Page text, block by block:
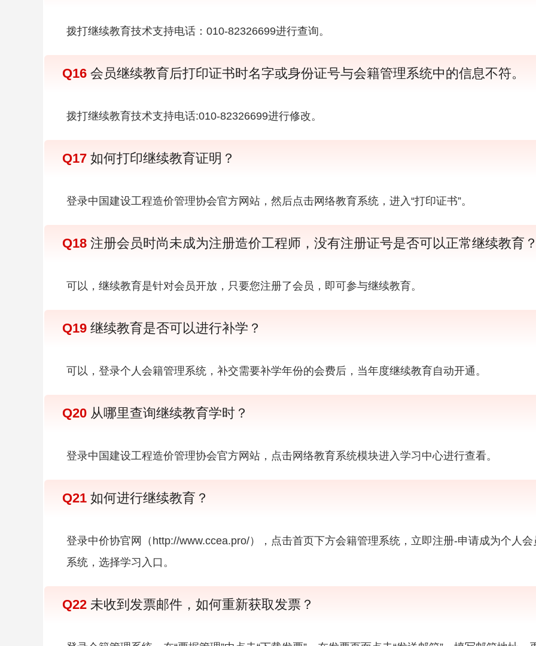
拨打继续教育技术支持电话：010-82326699进行查询。
Q16 会员继续教育后打印证书时名字或身份证号与会籍管理系统中的信息不符。
拨打继续教育技术支持电话:010-82326699进行修改。
Q17 如何打印继续教育证明？
登录中国建设工程造价管理协会官方网站，然后点击网络教育系统，进入“打印证书”。
Q18 注册会员时尚未成为注册造价工程师，没有注册证号是否可以正常继续教育
可以，继续教育是针对会员开放，只要您注册了会员，即可参与继续教育。
Q19 继续教育是否可以进行补学？
可以，登录个人会籍管理系统，补交需要补学年份的会费后，当年度继续教育自动开通。
Q20 从哪里查询继续教育学时？
登录中国建设工程造价管理协会官方网站，点击网络教育系统模块进入学习中心进行查看。
Q21 如何进行继续教育？
登录中价协官网（http://www.ccea.pro/），点击首页下方会籍管理系统，立即注册-申请成为个人
系统，选择学习入口。
Q22 未收到发票邮件，如何重新获取发票？